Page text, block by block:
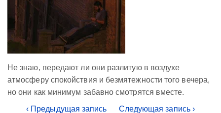
Не знаю, передают ли они разлитую в воздухе
атмосферу спокойствия и безмятежности того вечера,
но они как минимум забавно смотрятся вместе.
‹ Предыдущая запись
Следующая запись ›